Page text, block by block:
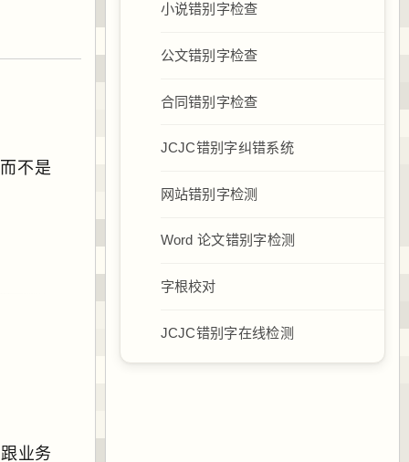
不是
业务
小说错别字检查
公文错别字检查
合同错别字检查
JCJC错别字纠错系统
网站错别字检测
Word 论文错别字检测
字根校对
JCJC错别字在线检测